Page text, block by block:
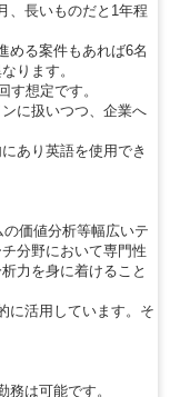
、長いものだと1年程
める案件もあれば6名
ります。
す想定です。
に扱いつつ、企業へ
あり英語を使用でき
価値分析等幅広いテ
分野において専門性
力を身に着けること
に活用しています。そ
は可能です。